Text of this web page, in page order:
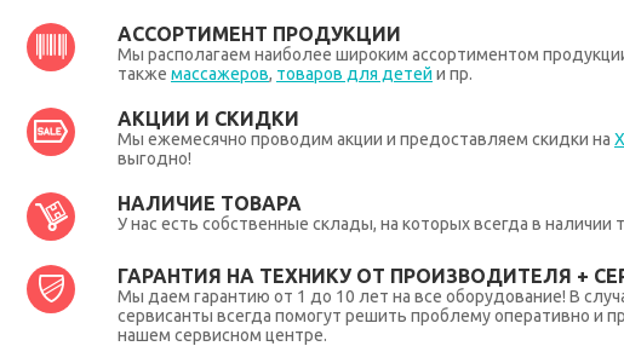
АССОРТИМЕНТ ПРОДУКЦИИ
Мы располагаем наиболее широким ассортиментом
также массажеров, товаров для детей и пр.
АКЦИИ И СКИДКИ
Мы ежемесячно проводим акции и предоставляем скидки на
выгодно!
НАЛИЧИЕ ТОВАРА
У нас есть собственные склады, на которых всегда в
ГАРАНТИЯ НА ТЕХНИКУ ОТ ПРОИЗВОДИТЕЛЯ +
Мы даем гарантию от 1 до 10 лет на все оборудование! В
сервисанты всегда помогут решить проблему оперативно и
нашем сервисном центре.